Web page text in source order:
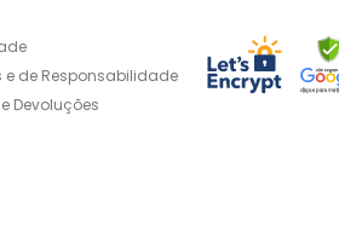
de Responsabilidade
Devoluções